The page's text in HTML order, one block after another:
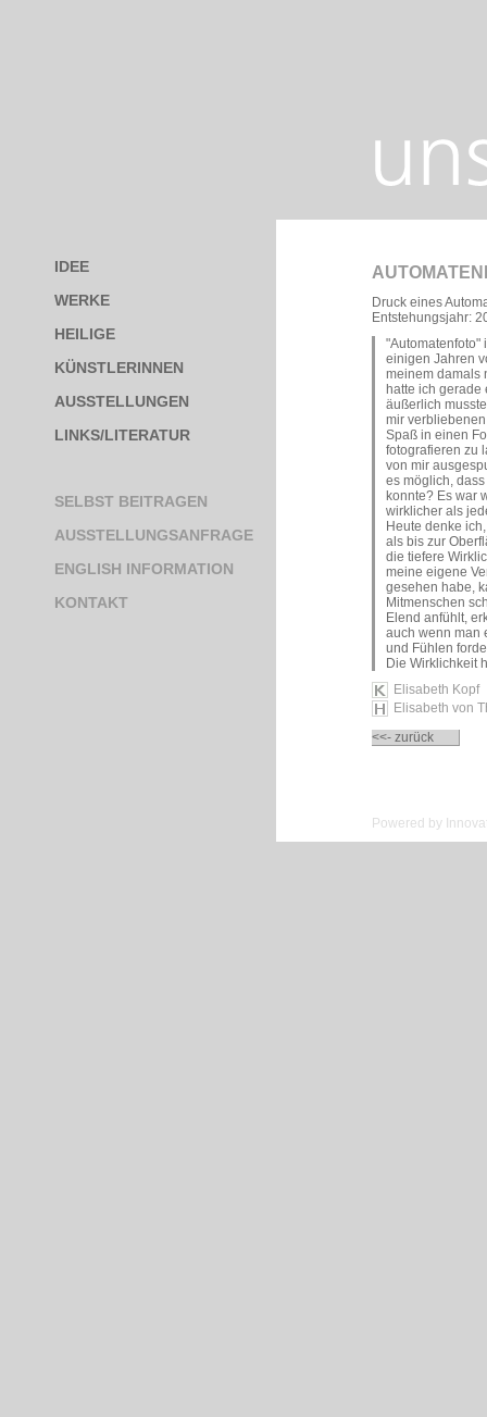
IDEE
WERKE
HEILIGE
KÜNSTLERINNEN
AUSSTELLUNGEN
LINKS/LITERATUR
SELBST BEITRAGEN
AUSSTELLUNGSANFRAGE
ENGLISH INFORMATION
KONTAKT
Druck eines
Entstehungsjahr:
"Automatenfoto"
einigen Jahren
meinem damals
hatte ich gerade
äußerlich
mir
Spaß in einen
fotografieren zu
von mir
es möglich,
konnte? Es war
wirklicher als
Heute denke
als bis zur
die tiefere
meine eigene
gesehen habe,
Mitmenschen
Elend anfühlt,
auch wenn man
und Fühlen
Die Wirklichkeit
Elisabeth Kopf
Elisabeth von
<<- zurück
Powered by